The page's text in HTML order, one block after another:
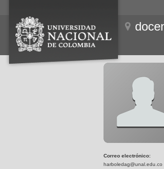
Correo electrónico:
harboledag@unal.edu.co